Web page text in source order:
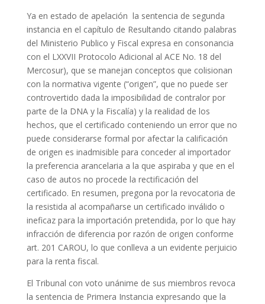
Ya en estado de apelación la sentencia de segunda
instancia en el capítulo de Resultando citando palabras
del Ministerio Publico y Fiscal expresa en consonancia
con el LXXVII Protocolo Adicional al ACE No. 18 del
Mercosur), que se manejan conceptos que colisionan
con la normativa vigente (“origen”, que no puede ser
controvertido dada la imposibilidad de contralor por
parte de la DNA y la Fiscalía) y la realidad de los
hechos, que el certificado conteniendo un error que no
puede considerarse formal por afectar la calificación
de origen es inadmisible para conceder al importador
la preferencia arancelaria a la que aspiraba y que en el
caso de autos no procede la rectificación del
certificado. En resumen, pregona por la revocatoria de
la resistida al acompañarse un certificado inválido o
ineficaz para la importación pretendida, por lo que hay
infracción de diferencia por razón de origen conforme
art. 201 CAROU, lo que conlleva a un evidente perjuicio
para la renta fiscal.
El Tribunal con voto unánime de sus miembros revoca
la sentencia de Primera Instancia expresando que la